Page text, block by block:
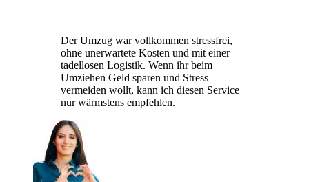
Der Umzug war vollkommen stressfrei,
ohne unerwartete Kosten und mit einer
tadellosen Logistik. Wenn ihr beim
Umziehen Geld sparen und Stress
vermeiden wollt, kann ich diesen Service
nur wärmstens empfehlen.